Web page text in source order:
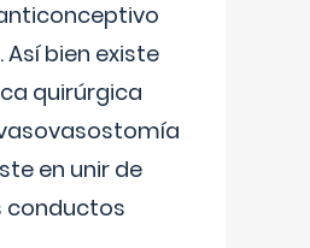
bien existe
quirúrgica
en unir de
conductos